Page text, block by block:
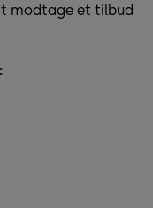
modtage et tilbud